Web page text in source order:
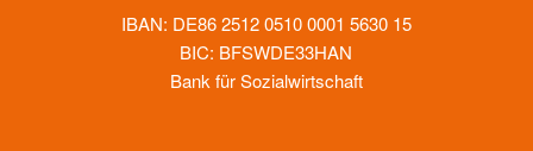
IBAN: DE86 2512 0510 0001 5630 15
BIC: BFSWDE33HAN
Bank für Sozialwirtschaft